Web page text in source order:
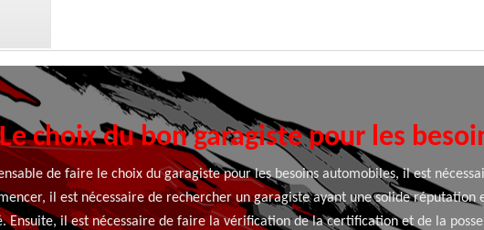
Le choix du bon garagiste pour les
de faire le choix du garagiste pour les besoins automobiles, il est
il est nécessaire de rechercher un garagiste ayant une solide
Ensuite, il est nécessaire de faire la vérification de la certification et de la